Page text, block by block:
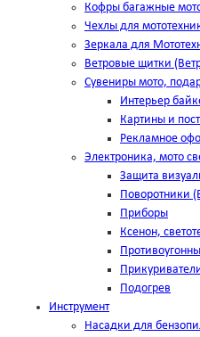
Кофры багажные
Чехлы для
Зеркала для
Ветровые щитки
Сувениры мото,
Интерьер
Картины и
Рекламное
Электроника, мото
Защита
Поворотники
Приборы
Ксенон,
Подогрев
Инструмент
Насадки для